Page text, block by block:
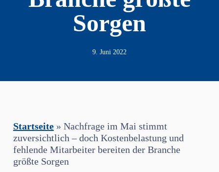
Sorgen
9. Juni 2022
Startseite» Nachfrage im Mai stimmt
zuversichtlich – doch Kostenbelastung und
fehlende Mitarbeiter bereiten der Branche
größte Sorgen